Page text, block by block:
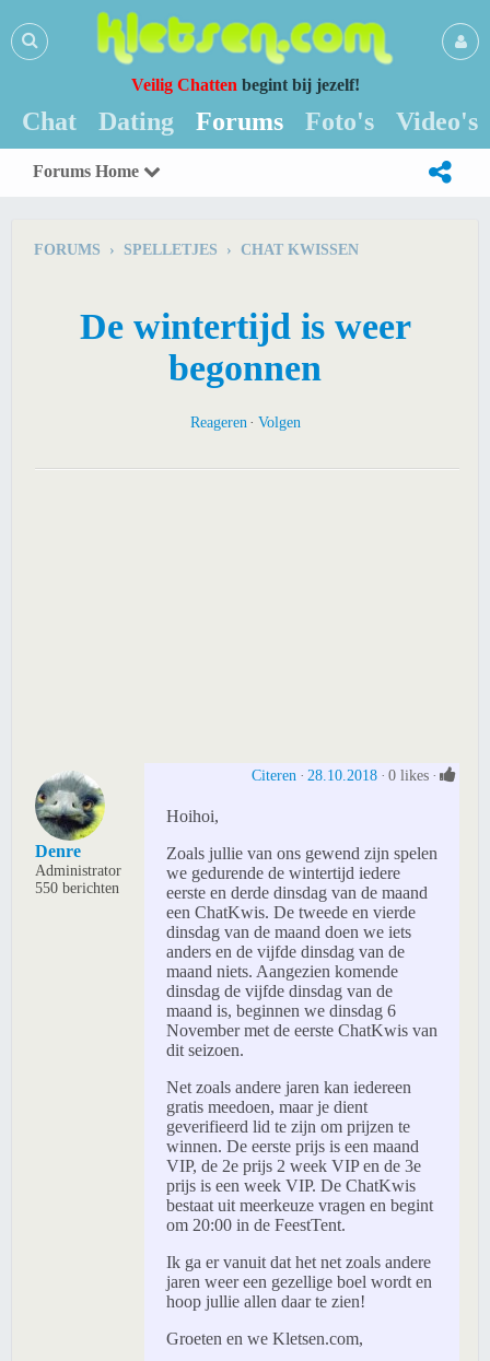
Veilig Chatten begint bij jezelf!
Chat Dating Forums Foto's Video's
Forums Home
FORUMS › SPELLETJES › CHAT KWISSEN
De wintertijd is weer
begonnen
Reageren Volgen
Denre
Administrator
550 berichten
Citeren 28.10.2018 0 likes
Hoihoi,
Zoals jullie van ons gewend zijn spelen
we gedurende de wintertijd iedere
eerste en derde dinsdag van de maand
een ChatKwis. De tweede en vierde
dinsdag van de maand doen we iets
anders en de vijfde dinsdag van de
maand niets. Aangezien komende
dinsdag de vijfde dinsdag van de
maand is, beginnen we dinsdag 6
November met de eerste ChatKwis van
dit seizoen.
Net zoals andere jaren kan iedereen
gratis meedoen, maar je dient
geverifieerd lid te zijn om prijzen te
winnen. De eerste prijs is een maand
VIP, de 2e prijs 2 week VIP en de 3e
prijs is een week VIP. De ChatKwis
bestaat uit meerkeuze vragen en begint
om 20:00 in de FeestTent.
Ik ga er vanuit dat het net zoals andere
jaren weer een gezellige boel wordt en
hoop jullie allen daar te zien!
Groeten en we Kletsen.com,